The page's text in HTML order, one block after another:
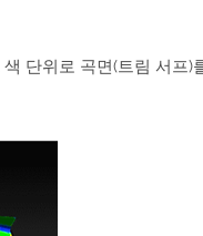
단위로 곡면(트림 서프)